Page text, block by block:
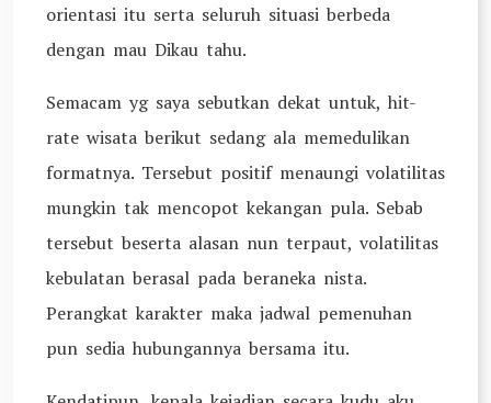
orientasi itu serta seluruh situasi berbeda
dengan mau Dikau tahu.
Semacam yg saya sebutkan dekat untuk, hit-
rate wisata berikut sedang ala memedulikan
formatnya. Tersebut positif menaungi volatilitas
mungkin tak mencopot kekangan pula. Sebab
tersebut beserta alasan nun terpaut, volatilitas
kebulatan berasal pada beraneka nista.
Perangkat karakter maka jadwal pemenuhan
pun sedia hubungannya bersama itu.